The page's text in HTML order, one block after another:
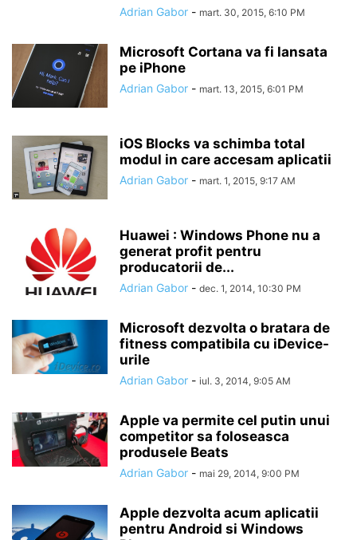
Adrian Gabor - mart. 30, 2015, 6:10 PM
Microsoft Cortana va fi lansata
pe iPhone
Adrian Gabor - mart. 13, 2015, 6:01 PM
iOS Blocks va schimba total
modul in care accesam aplicatii
Adrian Gabor - mart. 1, 2015, 9:17 AM
Huawei : Windows Phone nu a
generat profit pentru
producatorii de...
Adrian Gabor - dec. 1, 2014, 10:30 PM
Microsoft dezvolta o bratara de
fitness compatibila cu iDevice-
urile
Adrian Gabor - iul. 3, 2014, 9:05 AM
Apple va permite cel putin unui
competitor sa foloseasca
produsele Beats
Adrian Gabor - mai 29, 2014, 9:00 PM
Apple dezvolta acum aplicatii
pentru Android si Windows